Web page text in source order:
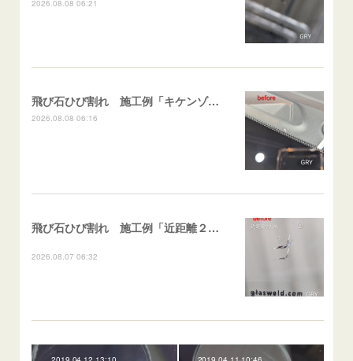
2026.08.08 06:21
飛び石ひび割れ 施工例「キケンゾーン範囲・ストレートブレイク」フェアレディＺ
2026.08.08 06:16
飛び石ひび割れ 施工例「近距離２箇所・パーシャル系+ストレート系」CX-8
2026.08.07 06:32